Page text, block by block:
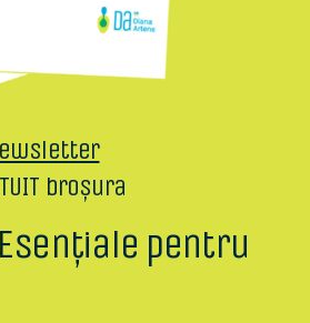
broșura
pentru